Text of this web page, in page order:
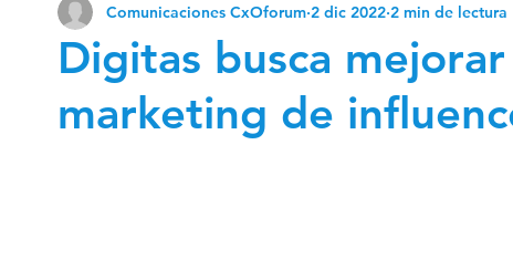
Newsletter CIO 2022 Newsletter CMO 2022
Newsletter CIO 2024 Newsletter CMO 2024
Digitas busca
marketing de
Comunicaciones CxOforum 2 dic 2022 2 min de lectura